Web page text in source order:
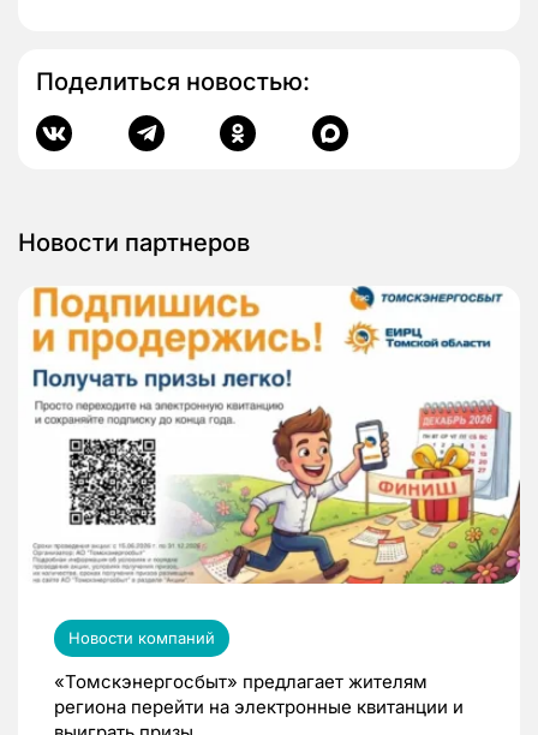
Поделиться новостью:
Новости партнеров
Новости компаний
«Томскэнергосбыт» предлагает жителям
региона перейти на электронные квитанции и